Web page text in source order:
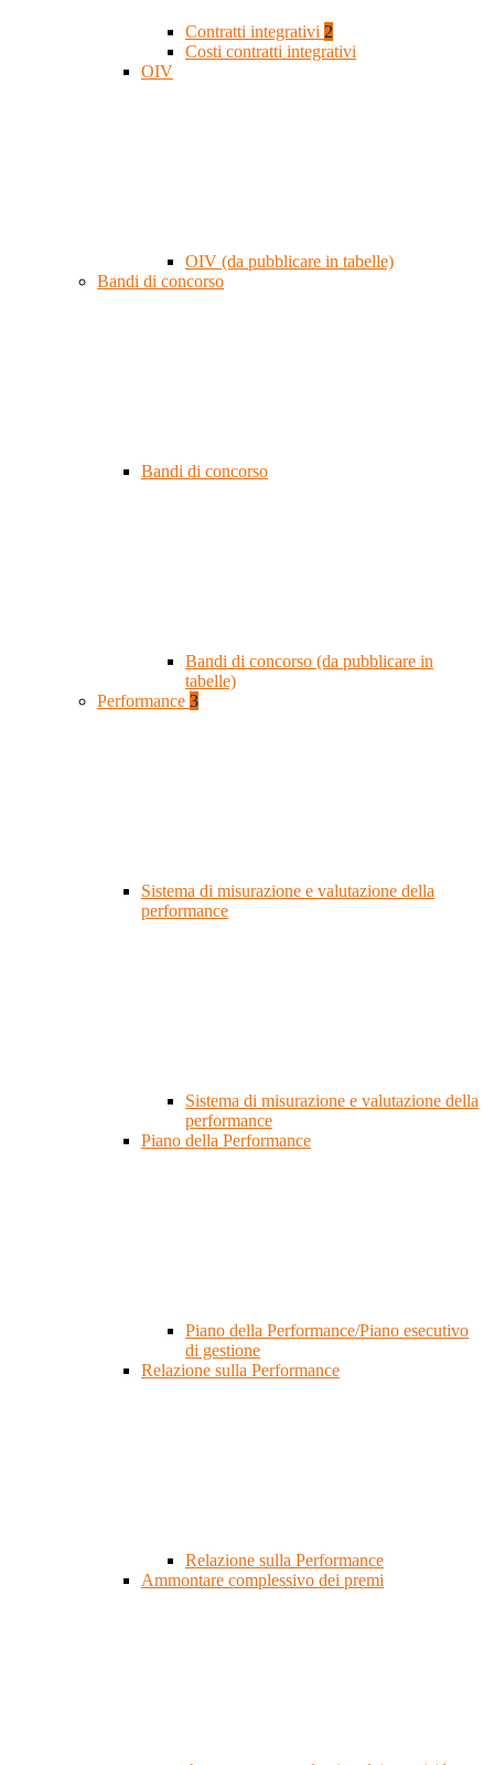
Contratti integrativi 2
Costi contratti integrativi
OIV
OIV (da pubblicare in tabelle)
Bandi di concorso
Bandi di concorso
Bandi di concorso (da pubblicare in
tabelle)
Performance 3
Sistema di misurazione e valutazione della
performance
Sistema di misurazione e valutazione della
performance
Piano della Performance
Piano della Performance/Piano esecutivo
di gestione
Relazione sulla Performance
Relazione sulla Performance
Ammontare complessivo dei premi